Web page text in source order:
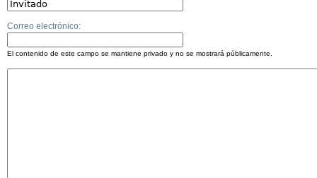
Correo electrónico:
El contenido de este campo se mantiene privado y no se mostrará públicamente.